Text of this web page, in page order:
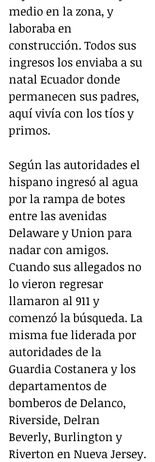
medio en la zona, y
laboraba en
construcción. Todos sus
ingresos los enviaba a su
natal Ecuador donde
permanecen sus padres,
aquí vivía con los tíos y
primos.
Según las autoridades el
hispano ingresó al agua
por la rampa de botes
entre las avenidas
Delaware y Union para
nadar con amigos.
Cuando sus allegados no
lo vieron regresar
llamaron al 911 y
comenzó la búsqueda. La
misma fue liderada por
autoridades de la
Guardia Costanera y los
departamentos de
bomberos de Delanco,
Riverside, Delran
Beverly, Burlington y
Riverton en Nueva Jersey.